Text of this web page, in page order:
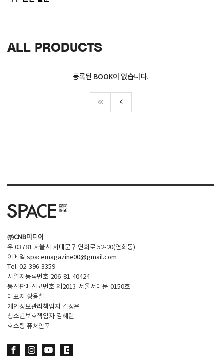
ALL PRODUCTS
등록된 BOOK이 없습니다.
keyboard_arrow_left
㈜CNB미디어
우.03781 서울시 서대문구 연희로 52-20(연희동)
이메일 spacemagazine00@gmail.com
Tel. 02-396-3359
사업자등록번호 206-81-40424
통신판매신고번호 제2013-서울서대문-0150호
대표자 황용철
개인정보관리책임자 김정은
청소년보호책임자 김혜린
호스팅 퓨처인포